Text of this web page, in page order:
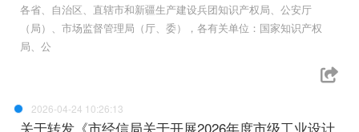
各省、自治区、直辖市和新疆生产建设兵团知识产权局、公安厅
（局）、市场监督管理局（厅、委），各有关单位：国家知识产权
局、公
2026-04-24 10:26:13
关于转发《市经信局关于开展2026年度市级工业设计